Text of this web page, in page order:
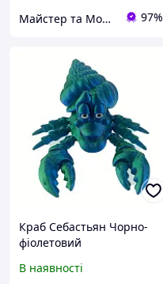
Майстер та Модниця 97%
Краб Себастьян Чорно-
фіолетовий
В наявності